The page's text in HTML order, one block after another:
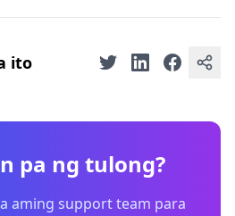
ito
pa ng tulong?
aming support team para